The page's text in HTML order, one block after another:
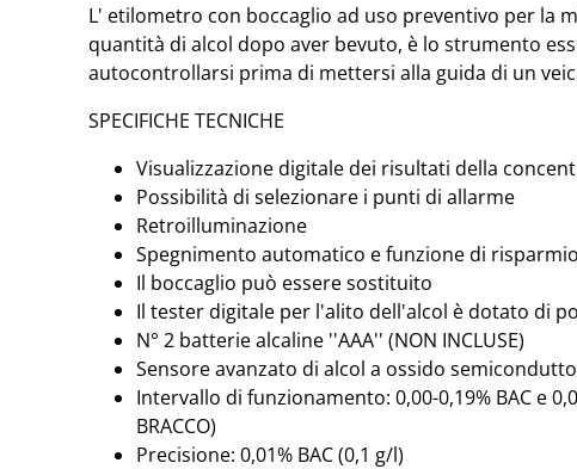
L' etilometro con boccaglio ad uso preventivo per la
quantità di alcol dopo aver bevuto, è lo strumento
autocontrollarsi prima di mettersi alla guida di un
SPECIFICHE TECNICHE
Visualizzazione digitale dei risultati della
Possibilità di selezionare i punti di allarme
Retroilluminazione
Spegnimento automatico e funzione di
Il boccaglio può essere sostituito
Il tester digitale per l'alito dell'alcol è dotato di
N° 2 batterie alcaline ''AAA'' (NON INCLUSE)
Sensore avanzato di alcol a ossido
Intervallo di funzionamento: 0,00-0,19% BAC e
BRACCO)
Precisione: 0,01% BAC (0,1 g/l)